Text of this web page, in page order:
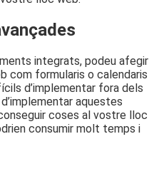
integrats, podeu afegir
com formularis o calendaris
d’implementar fora dels
aquestes
coses al vostre lloc
consumir molt temps i